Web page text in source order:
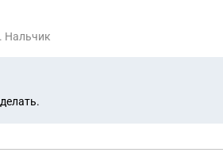
на его строительство, он
Нальчик